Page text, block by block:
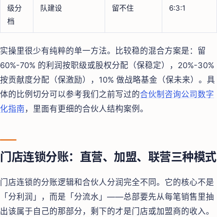
级分
档
队建设
留不住
6:3:1
实操里很少有纯粹的单一方法。比较稳的混合方案是：留
60%-70% 的利润按职级或股权分配（保稳定），20%-30%
按贡献度分配（保激励），10% 做战略基金（保未来）。具
体的比例切分可以参考我们之前写过的合伙制咨询公司数字
化指南 ，里面有更细的合伙人结构案例。
门店连锁分账：直营、加盟、联营三种模式
门店连锁的分账逻辑和合伙人分润完全不同。它的核心不是
「分利润」，而是「分流水」——总部要先从每笔销售里抽
出该属于自己的那部分，剩下的才是门店或加盟商的收入。